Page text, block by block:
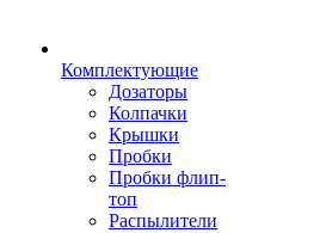
Комплектующие
Дозаторы
Колпачки
Крышки
Пробки
Пробки флип-
топ
Распылители